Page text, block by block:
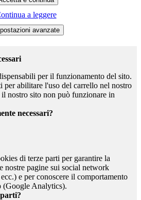
a leggere
per il funzionamento del sito.
per abilitare l'uso del carrello nel nostro
nostro sito non può funzionare in
necessari?
di terze parti per garantire la
nostre pagine sui social network
e per conoscere il comportamento
(Google Analytics).